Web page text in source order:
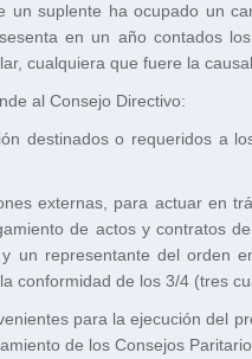
un suplente ha ocupado un
en un año contados
cualquiera que fuere la causal.
al Consejo Directivo:
destinados o requeridos a
externas, para actuar en
de actos y contratos
un representante del orden
conformidad de los 3/4 (tres
para la ejecución del
de los Consejos